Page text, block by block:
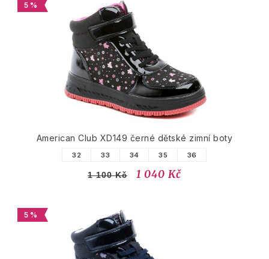
5 %
American Club XD149 černé dětské zimní boty
32 33 34 35 36
1 100 Kč 1 040 Kč
5 %